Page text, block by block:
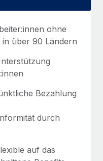
ohne
in über 90 Ländern
Bezahlung
durch
auf das